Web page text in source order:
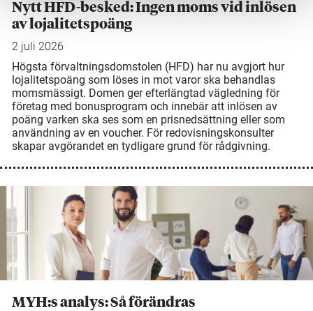
Nytt HFD-besked: Ingen moms vid inlösen
av lojalitetspoäng
2 juli 2026
Högsta förvaltningsdomstolen (HFD) har nu avgjort hur
lojalitetspoäng som löses in mot varor ska behandlas
momsmässigt. Domen ger efterlängtad vägledning för
företag med bonusprogram och innebär att inlösen av
poäng varken ska ses som en prisnedsättning eller som
användning av en voucher. För redovisningskonsulter
skapar avgörandet en tydligare grund för rådgivning.
MYH:s analys: Så förändras